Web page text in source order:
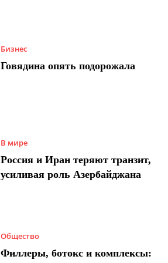
Бизнес
Говядина опять подорожала
В мире
Россия и Иран теряют транзит,
усиливая роль Азербайджана
Общество
Филлеры, ботокс и комплексы: